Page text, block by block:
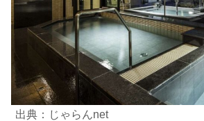
出典：じゃらんnet